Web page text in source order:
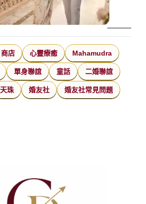
商店 心靈療癒 Mahamudra
單身聯誼 童話 二婚聯誼
天珠 婚友社 婚友社常見問題